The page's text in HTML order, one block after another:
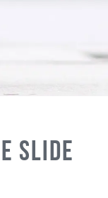
Slide